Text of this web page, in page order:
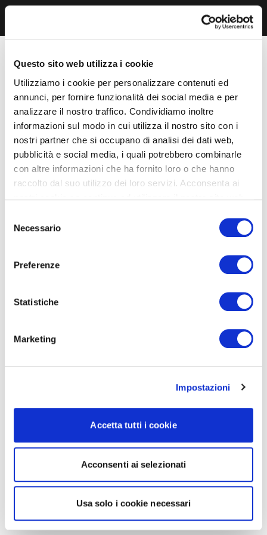
Questo sito web utilizza i cookie
Utilizziamo i cookie per personalizzare contenuti ed
annunci, per fornire funzionalità dei social media e per
analizzare il nostro traffico. Condividiamo inoltre
informazioni sul modo in cui utilizza il nostro sito con i
nostri partner che si occupano di analisi dei dati web,
pubblicità e social media, i quali potrebbero combinarle
con altre informazioni che ha fornito loro o che hanno
raccolto dal suo utilizzo dei loro servizi. Acconsenta ai
delNecessario
Preferenze
Statistiche
Marketing
Impostazioni
Accetta tutti i cookie
Acconsenti ai selezionati
Usa solo i cookie necessari